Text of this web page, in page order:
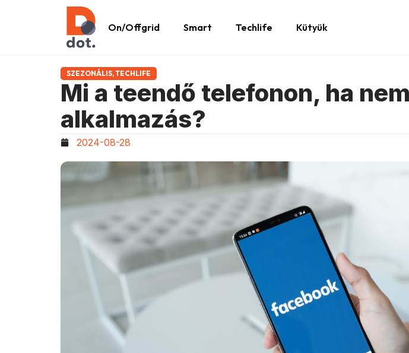
On/Offgrid Smart Techlife Kütyük
SZEZONÁLIS,TECHLIFE
Mi a teendő telefonon, ha
alkalmazás?
2024-08-28